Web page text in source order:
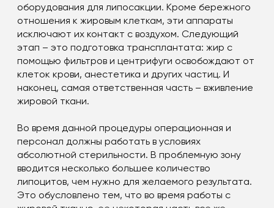
оборудования для липосакции. Кроме бережного
отношения к жировым клеткам, эти аппараты
исключают их контакт с воздухом. Следующий
этап – это подготовка трансплантата: жир с
помощью фильтров и центрифуги освобождают от
клеток крови, анестетика и других частиц. И
наконец, самая ответственная часть – вживление
жировой ткани.
Во время данной процедуры операционная и
персонал должны работать в условиях
абсолютной стерильности. В проблемную зону
вводится несколько большее количество
липоцитов, чем нужно для желаемого результата.
Это обусловлено тем, что во время работы с